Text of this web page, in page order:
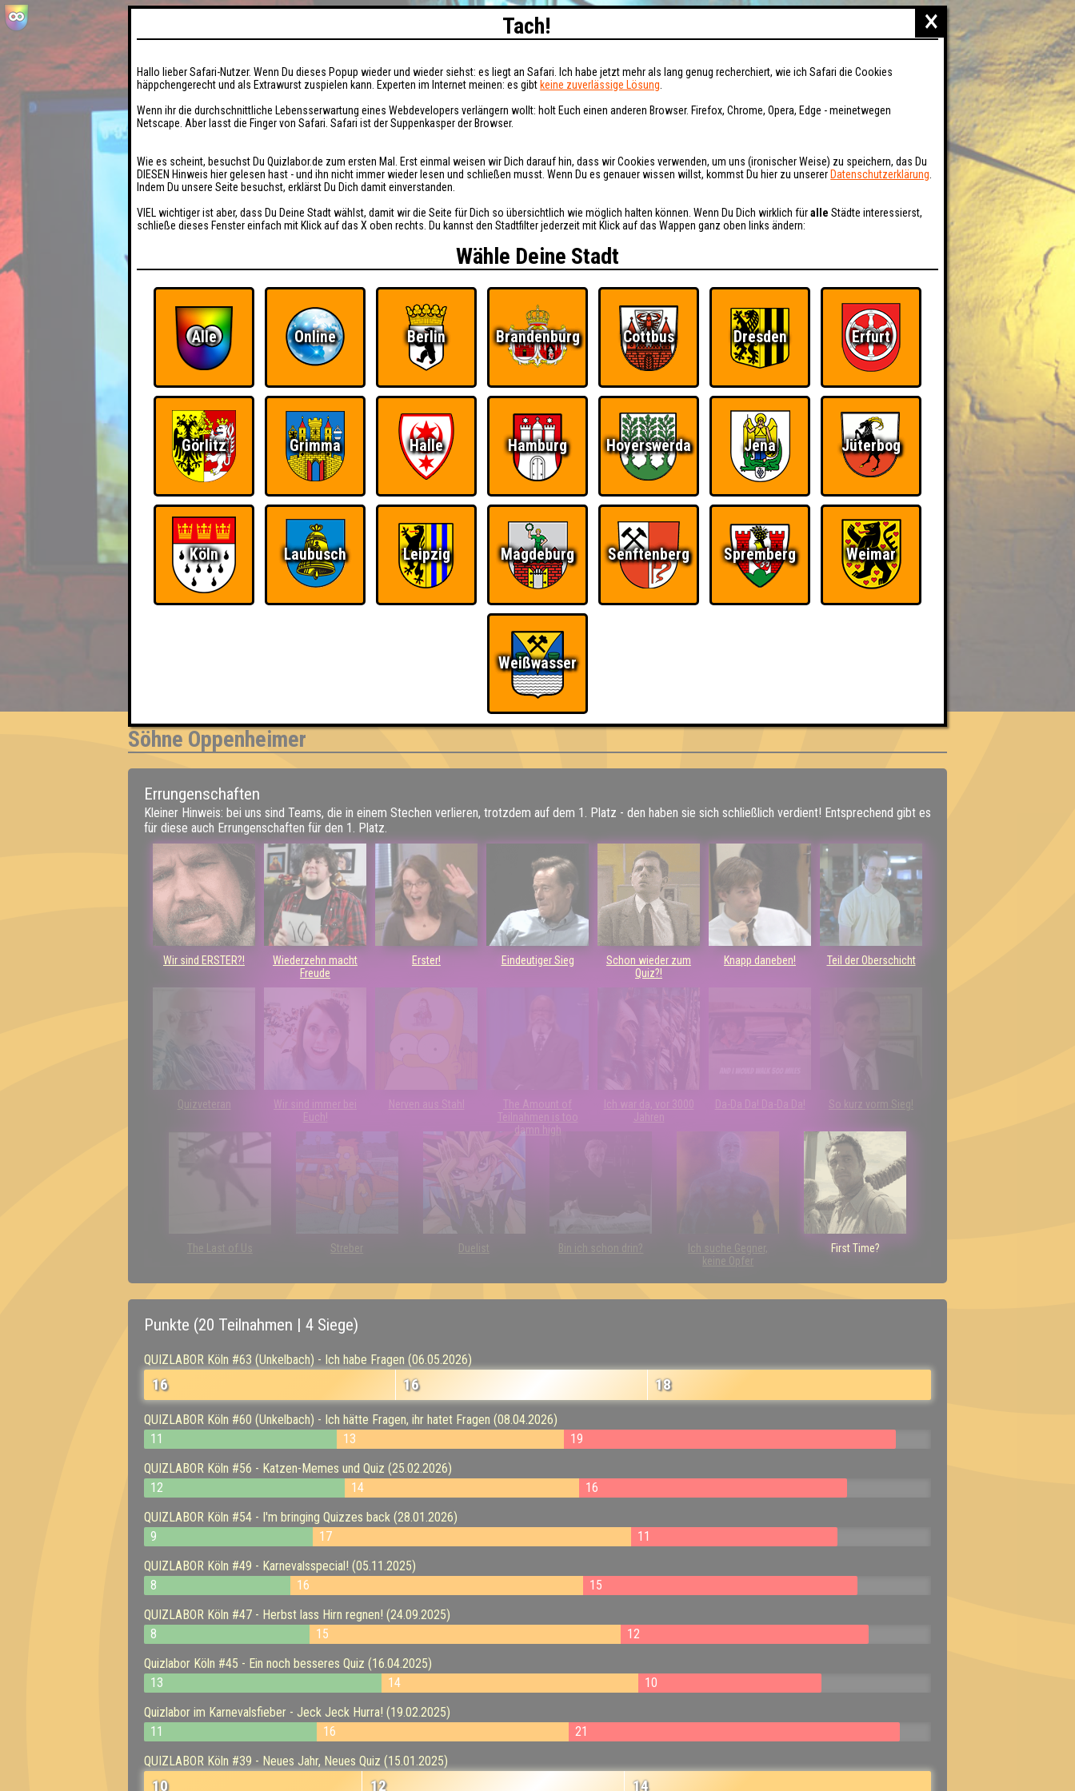
RESERVIERUNG
Söhne Oppenheimer
Errungenschaften
Kleiner Hinweis: bei uns sind Teams, die in einem Stechen verlieren, trotzdem auf dem 1. Platz - den haben sie sich schließlich verdient! Entsprechend gibt es
für diese auch Errungenschaften für den 1. Platz.
Wir sind ERSTER?!
Wiederzehn macht
Freude
Erster! Eindeutiger Sieg
Schon wieder zum
Quiz?!
Knapp daneben! Teil der Oberschicht
Quizveteran
Wir sind immer bei
Euch!
Nerven aus Stahl
The Amount of
Teilnahmen is too
damn high
Ich war da, vor 3000
Jahren
Da-Da Da! Da-Da Da! So kurz vorm Sieg!
The Last of Us Streber Duelist Bin ich schon drin?
Ich suche Gegner,
keine Opfer
First Time?
Punkte (20 Teilnahmen | 4 Siege)
QUIZLABOR Köln #63 (Unkelbach) - Ich habe Fragen (06.05.2026)
16 16 18
QUIZLABOR Köln #60 (Unkelbach) - Ich hätte Fragen, ihr hatet Fragen (08.04.2026)
11
13
19
QUIZLABOR Köln #56 - Katzen-Memes und Quiz (25.02.2026)
12
14
16
QUIZLABOR Köln #54 - I'm bringing Quizzes back (28.01.2026)
9
17
11
QUIZLABOR Köln #49 - Karnevalsspecial! (05.11.2025)
8
16
15
QUIZLABOR Köln #47 - Herbst lass Hirn regnen! (24.09.2025)
8
15
12
Quizlabor Köln #45 - Ein noch besseres Quiz (16.04.2025)
13
14
10
Quizlabor im Karnevalsfieber - Jeck Jeck Hurra! (19.02.2025)
11
16
21
QUIZLABOR Köln #39 - Neues Jahr, Neues Quiz (15.01.2025)
10 12 14
×
Tach!
Hallo lieber Safari-Nutzer. Wenn Du dieses Popup wieder und wieder siehst: es liegt an Safari. Ich habe jetzt mehr als lang genug recherchiert, wie ich Safari die Cookies
häppchengerecht und als Extrawurst zuspielen kann. Experten im Internet meinen: es gibt keine zuverlässige Lösung
Wenn ihr die durchschnittliche Lebensserwartung eines Webdevelopers verlängern wollt: holt Euch einen anderen Browser. Firefox, Chrome, Opera, Edge - meinetwegen
Netscape. Aber lasst die Finger von Safari. Safari ist der Suppenkasper der Browser.
Wie es scheint, besuchst Du Quizlabor.de zum ersten Mal. Erst einmal weisen wir Dich darauf hin, dass wir Cookies verwenden, um uns (ironischer Weise) zu speichern, das Du
DIESEN Hinweis hier gelesen hast - und ihn nicht immer wieder lesen und schließen musst. Wenn Du es genauer wissen willst, kommst Du hier zu unserer Datenschutzerklärung
Indem Du unsere Seite besuchst, erklärst Du Dich damit einverstanden.
VIEL wichtiger ist aber, dass Du Deine Stadt wählst, damit wir die Seite für Dich so übersichtlich wie möglich halten können. Wenn Du Dich wirklich füralle Städte interessierst,
schließe dieses Fenster einfach mit Klick auf das X oben rechts. Du kannst den Stadtfilter jederzeit mit Klick auf das Wappen ganz oben links ändern:
Wähle Deine Stadt
Alle Online Berlin Brandenburg Cottbus Dresden Erfurt
Görlitz Grimma Halle Hamburg Hoyerswerda Jena Jüterbog
Köln Laubusch Leipzig Magdeburg Senftenberg Spremberg Weimar
Weißwasser